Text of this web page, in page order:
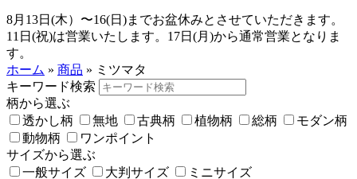
8月13日(木）〜16(日)までお盆休みとさせていただきます。
11日(祝)は営業いたします。17日(月)から通常営業となりま
す。
ホーム » 商品 » ミツマタ
キーワード検索
柄から選ぶ
透かし柄
無地 古典柄 植物柄 総柄
モダン柄
動物柄
ワンポイント
サイズから選ぶ
一般サイズ
大判サイズ
ミニサイズ